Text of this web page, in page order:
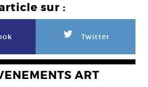
sur :
L Twitter
ART